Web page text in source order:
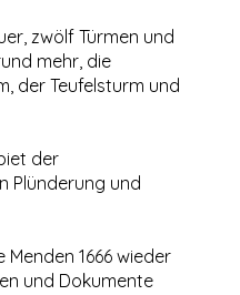
zwölf Türmen und
mehr, die
der Teufelsturm und
der
Plünderung und
1666 wieder
und Dokumente